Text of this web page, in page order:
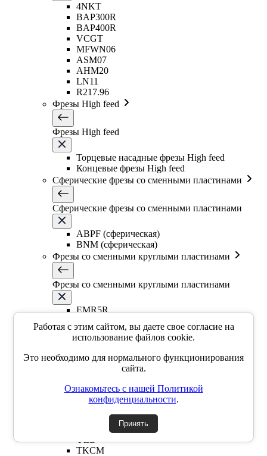
4NKT
BAP300R
BAP400R
VCGT
MFWN06
ASM07
AHM20
LN11
R217.96
Фрезы High feed
Фрезы High feed
Торцевые насадные фрезы High feed
Концевые фрезы High feed
Сферические фрезы со сменными пластинами
Сферические фрезы со сменными пластинами
ABPF (сферическая)
BNM (сферическая)
Фрезы со сменными круглыми пластинами
Фрезы со сменными круглыми пластинами
EMR5R
EMR6R
Т-образная фреза
Фасочные фрезы со сменными пластинами
YZD
TKCM
Работая с этим сайтом, вы даете свое согласие на
использование файлов cookie.
Это необходимо для нормального функционирования
сайта.
Ознакомьтесь с нашей Политикой
конфиденциальности.
Принять